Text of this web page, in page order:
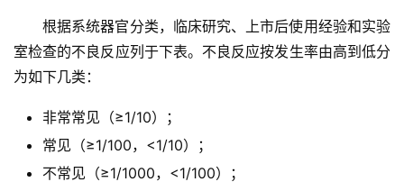
根据系统器官分类，临床研究、上市后使用经验和实验
室检查的不良反应列于下表。不良反应按发生率由高到低分
为如下几类：
非常常见（≥1/10）；
常见（≥1/100，<1/10）；
不常见（≥1/1000，<1/100）；